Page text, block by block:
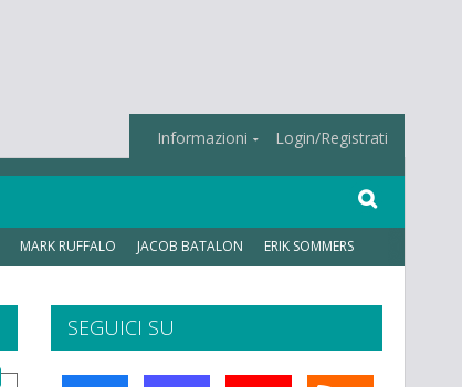
Informazioni Login/Registrati
MARK RUFFALO JACOB BATALON ERIK SOMMERS
SEGUICI SU